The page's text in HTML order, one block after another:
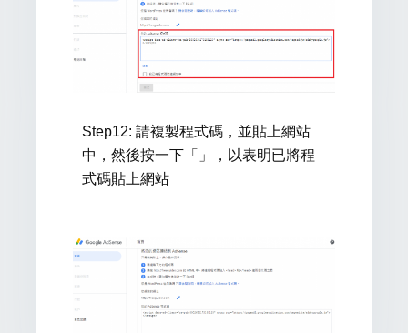
Step12: 請複製程式碼，並貼上網站
中，然後按一下「」，以表明已將程
式碼貼上網站